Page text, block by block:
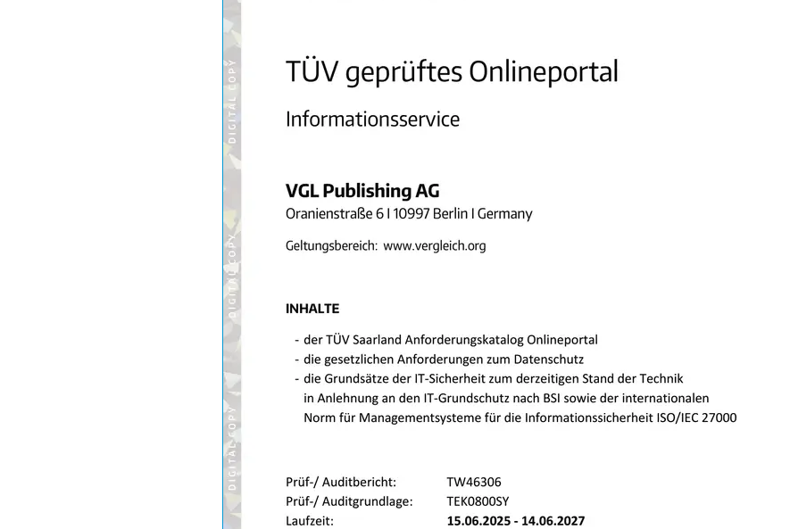
leichter Haartrockner
Philips-Sonicare-Zahnbürste
Schildkrötenhaus
Elektronik
Monitor 32 Zoll 4K
Drucker
Desktop-PC
Monitor
Diascanner
Laser-Multifunktionsdrucker
Powerstation mit Solarpanel
Gaming-PC